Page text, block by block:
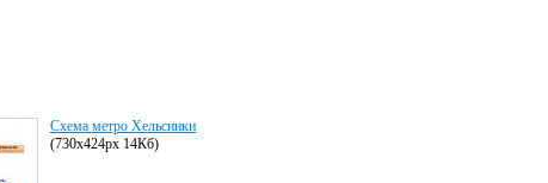
Схема метро Хельсинки
(730x424px 14Кб)